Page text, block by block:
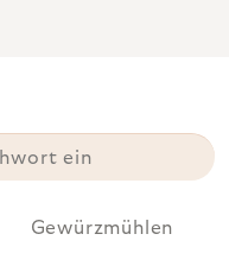
Gewürzmühlen